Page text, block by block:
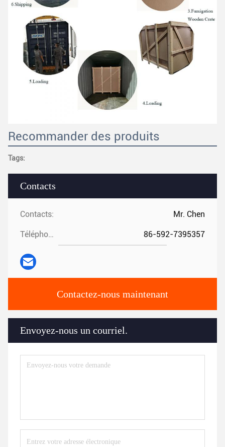
Contacts
Contacts: Mr. Chen
Téléphone: 86-592-7395357
Contactez-nous maintenant
Envoyez-nous un courriel.
Recommander des produits
Tags: